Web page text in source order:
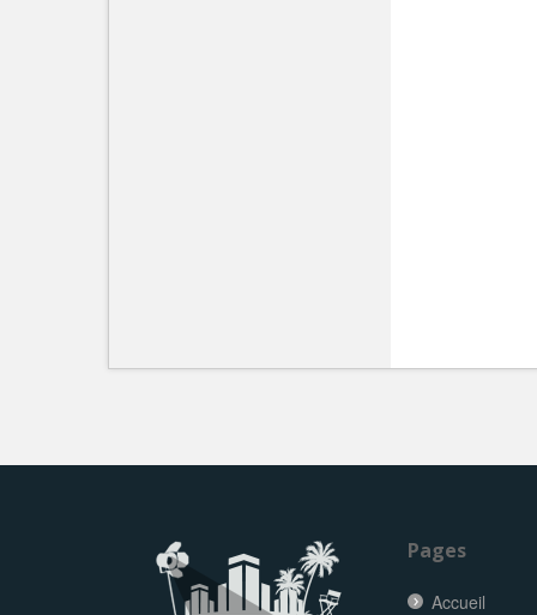
Pages
Accueil